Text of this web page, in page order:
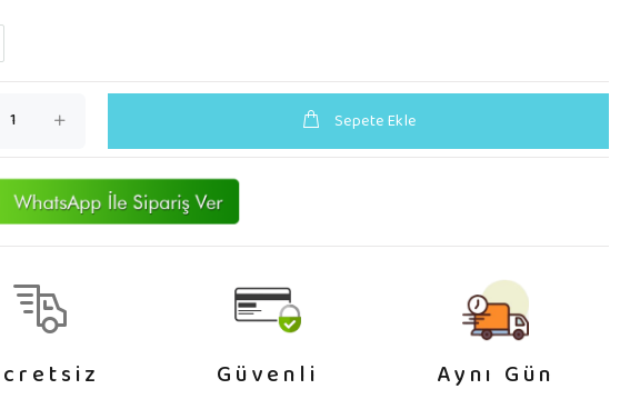
Sepete Ekle
Güvenli
Aynı Gün